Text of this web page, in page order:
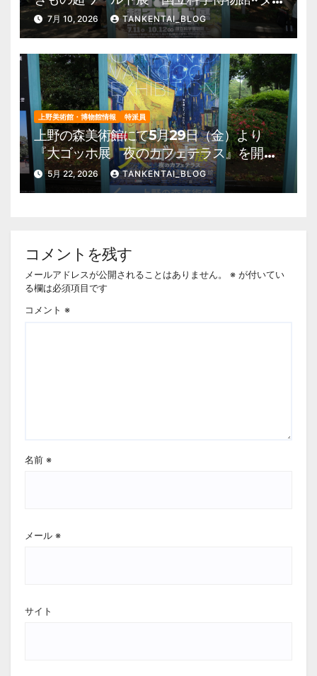
ーウィンが来た！』を開催。 上野公園
美術館・博物館 混雑情報他
7月 10, 2026 TANKENTAI_BLOG
上野美術館・博物館情報 特派員
上野の森美術館にて5月29日（金）より
『大ゴッホ展 夜のカフェテラス』を開
催。 上野公園 美術館・博物館 混雑情
報他
5月 22, 2026 TANKENTAI_BLOG
コメントを残す
メールアドレスが公開されることはありません。 ※ が付いてい
る欄は必須項目です
コメント ※
名前 ※
メール ※
サイト